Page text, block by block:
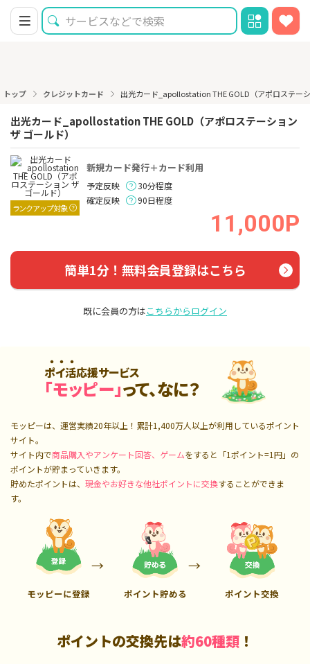
トップ クレジットカード 出光カード_apollostation THE GOLD（アポロステー
出光カード_apollostation THE GOLD（アポロステーション
ザ ゴールド）
ランクアップ対象
新規カード発行＋カード利用
予定反映
30分程度
確定反映
90日程度
11,000P
簡単1分！無料会員登録はこちら
既に会員の方はこちらからログイン
ポイ活応援サービス
「モッピー」って、なに？
モッピーは、運営実績20年以上！累計1,400万人以上が利用しているポイント
サイト。
サイト内で商品購入やアンケート回答、ゲームをすると「1ポイント=1円」の
ポイントが貯まっていきます。
貯めたポイントは、 現金やお好きな他社ポイントに交換することができま
す。
モッピーに登録 ポイント貯める ポイント交換
ポイントの交換先は約60種類 ！